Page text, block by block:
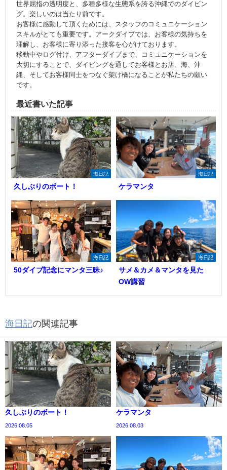
世界屈指の透明度と、多種多様な生態系を誇る沖縄でのダイビン
グ。楽しいのは当たり前です。
お客様に感動して頂くためには、スタッフのコミュニケーション
スキルがとても重要です。アークダイブでは、お客様の気持ちを
理解し、お客様に寄り添った接客を心がけております。
移動中やログ付け、アフターダイブまで、コミュニケーションを
大切にすることで、ダイビングを通してお客様とお店、海、沖
縄、そしてお客様同士をつなぐ架け橋になることが私たちの願い
です。
最近書いた記事
海日記
久しぶりのボート！
海日記
ケラマンタ
海日記
50ダイブ記念にマンタ三昧♪
海日記
サメ＆カメ＆マンタを見た
OW講習
海日記の関連記事
久しぶりのボート！
2026.08.05
ケラマンタ
2026.08.03